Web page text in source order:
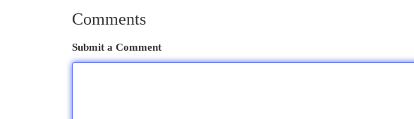
Comments
Submit a Comment